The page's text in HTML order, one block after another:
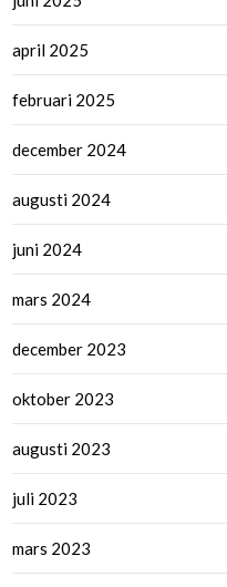
april 2025
februari 2025
december 2024
augusti 2024
juni 2024
mars 2024
december 2023
oktober 2023
augusti 2023
juli 2023
mars 2023